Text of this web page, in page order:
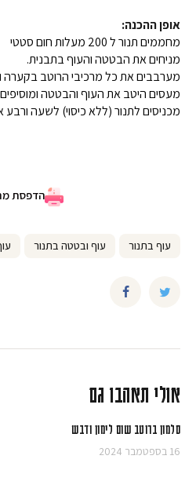
אופן ההכנה:
מחממים תנור ל 200 מעלות חום סטטי
מניחים את הבטטה והעוף בתבנית.
מערבבים את כל מרכיבי הרוטב בקערה
מעסים היטב את העוף והבטטה
מכניסים לתנור (ללא כיסוי) לשעה
הדפסת
עוף בתנור עוף ובטטה בתנור
אולי תאהבו גם
סלמון ברוטב שום לימון ודבש
16 בספטמבר 2024